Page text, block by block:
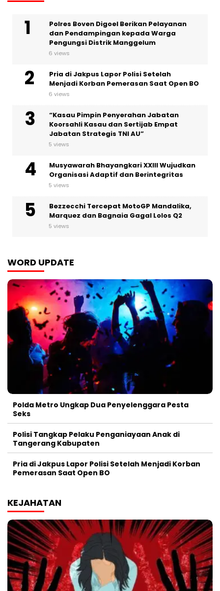
Polres Boven Digoel Berikan Pelayanan
dan Pendampingan kepada Warga
Pengungsi Distrik Manggelum
6 views
Pria di Jakpus Lapor Polisi Setelah
Menjadi Korban Pemerasan Saat Open BO
6 views
“Kasau Pimpin Penyerahan Jabatan
Koorsahli Kasau dan Sertijab Empat
Jabatan Strategis TNI AU”
5 views
Musyawarah Bhayangkari XXIII Wujudkan
Organisasi Adaptif dan Berintegritas
5 views
Bezzecchi Tercepat MotoGP Mandalika,
Marquez dan Bagnaia Gagal Lolos Q2
5 views
WORD UPDATE
Polda Metro Ungkap Dua Penyelenggara Pesta
Seks
Polisi Tangkap Pelaku Penganiayaan Anak di
Tangerang Kabupaten
Pria di Jakpus Lapor Polisi Setelah Menjadi Korban
Pemerasan Saat Open BO
KEJAHATAN